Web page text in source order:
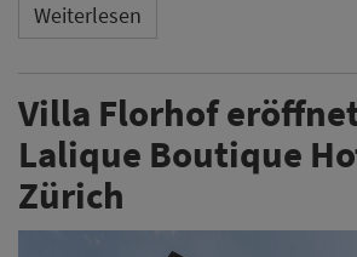
Weiterlesen
Villa Florhof
Lalique Boutique
Zürich